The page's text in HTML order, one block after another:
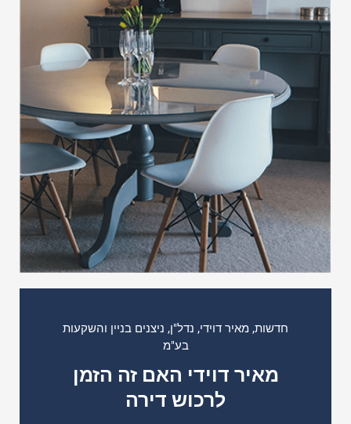
חדשות, מאיר דוידי, נדל"ן, ניצנים בניין והשקעות
בע"מ
מאיר דוידי האם זה הזמן
לרכוש דירה